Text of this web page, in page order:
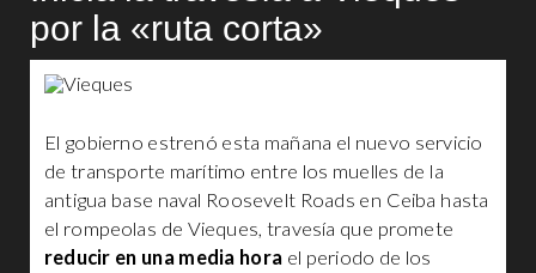
por la «ruta corta»
El gobierno estrenó esta mañana el nuevo servicio
de transporte marítimo entre los muelles de la
antigua base naval Roosevelt Roads en Ceiba hasta
el rompeolas de Vieques, travesía que promete
reducir en una media hora el periodo de los